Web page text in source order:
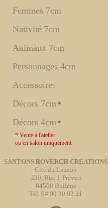
Femmes 7cm
Nativité 7cm
Animaux 7cm
Personnages 4cm
Accessoires
Décors 7cm *
Décors 4cm *
* Vente à l'atelier
ou en salon uniquement
SANTONS ROVERCH CRÉATIONS
Cité du Lauzon
230, Rue J. Prévert
84500 Bollène
Tél. 04 90 30 92 21